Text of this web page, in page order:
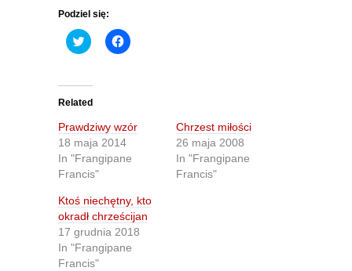
Podziel się:
C
l
t
o
s
h
a
r
e
o
n
T
i
t
t
e
r
(
O
C
l
h
a
r
o
c
e
b
o
o
k
Related
Prawdziwy wzór
18 maja 2014
In "Frangipane
Francis"
Chrzest miłości
26 maja 2008
In "Frangipane
Francis"
Ktoś niechętny, kto
okradł chrześcijan
17 grudnia 2018
In "Frangipane
Francis"